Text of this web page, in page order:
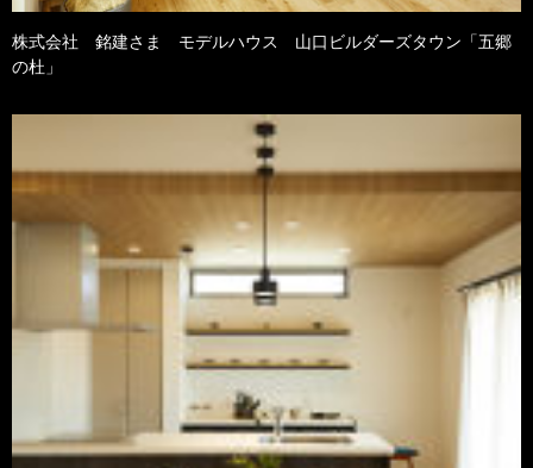
株式会社 銘建さま モデルハウス 山口ビルダーズタウン「五郷
の杜」